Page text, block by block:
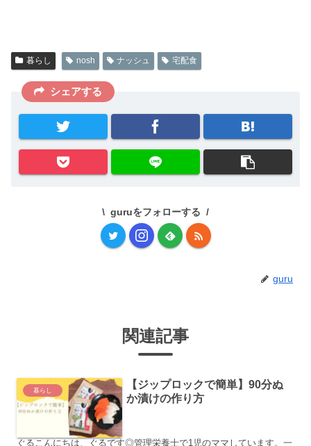
暮らし nosh ナッシュ 宅配食
シェアする
guruをフォローする
guru
関連記事
暮らし
【ジップロックで簡単】90分ぬ
か漬けの作り方
ぐるこんにちは、ぐるです◎管理栄養士で1児のママしています。一